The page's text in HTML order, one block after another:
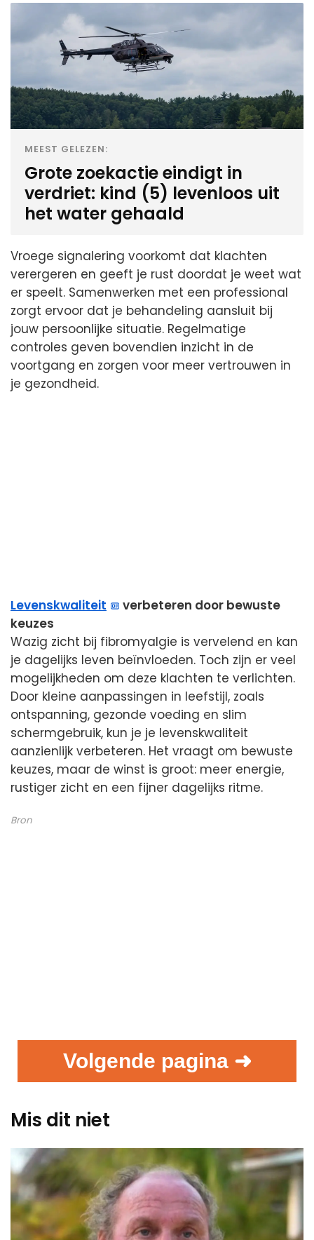
MEEST GELEZEN:
Grote zoekactie eindigt in
verdriet: kind (5) levenloos uit
het water gehaald
Vroege signalering voorkomt dat klachten
verergeren en geeft je rust doordat je weet wat
er speelt. Samenwerken met een professional
zorgt ervoor dat je behandeling aansluit bij
jouw persoonlijke situatie. Regelmatige
controles geven bovendien inzicht in de
voortgang en zorgen voor meer vertrouwen in
je gezondheid.
Levenskwaliteit
verbeteren door bewuste
keuzes
Wazig zicht bij fibromyalgie is vervelend en kan
je dagelijks leven beïnvloeden. Toch zijn er veel
mogelijkheden om deze klachten te verlichten.
Door kleine aanpassingen in leefstijl, zoals
ontspanning, gezonde voeding en slim
schermgebruik, kun je je levenskwaliteit
aanzienlijk verbeteren. Het vraagt om bewuste
keuzes, maar de winst is groot: meer energie,
rustiger zicht en een fijner dagelijks ritme.
Bron
Volgende pagina ➜
Mis dit niet